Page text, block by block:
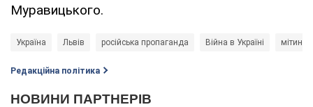
Муравицького.
Україна Львів російська пропаганда Війна в Україні мітинг
Редакційна політика